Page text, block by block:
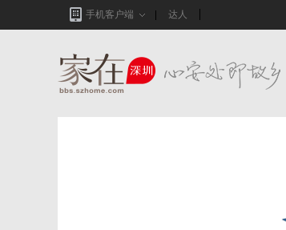
手机客户端 达人